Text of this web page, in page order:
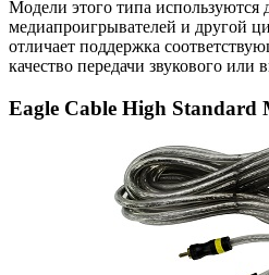
Модели этого типа используются
медиапроигрывателей и другой
отличает поддержка
качество передачи звукового или
Eagle Cable High Standard